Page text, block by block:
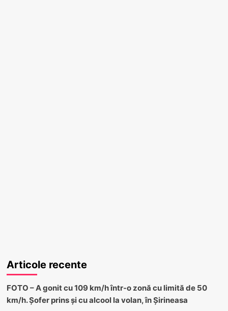
Articole recente
FOTO – A gonit cu 109 km/h într-o zonă cu limită de 50
km/h. Șofer prins și cu alcool la volan, în Șirineasa